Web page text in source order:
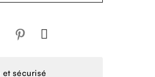
sécurisé